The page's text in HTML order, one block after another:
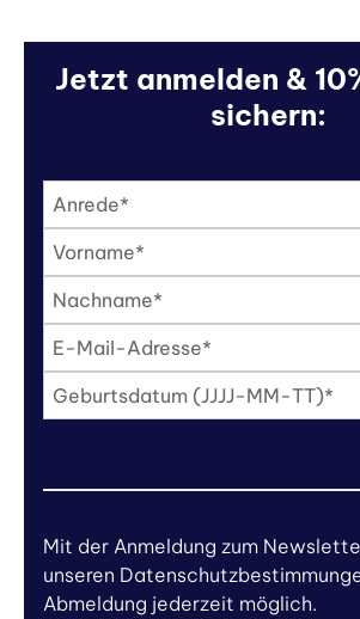
Jetzt anmelden &
sichern:
Anrede*
Vorname*
Nachname*
E-Mail-Adresse*
Geburtsdatum (JJJJ-MM-TT)*
Mit der Anmeldung zum
unseren
Abmeldung jederzeit möglich.